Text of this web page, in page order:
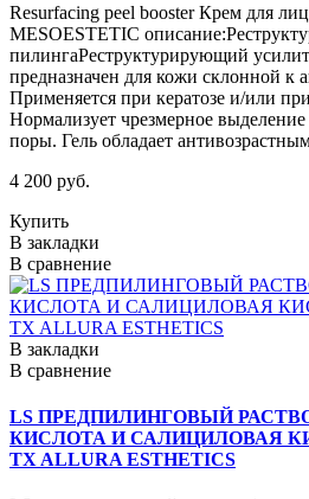
Resurfacing peel booster Крем для
MESOESTETIC
пилингаРеструктурирующий
предназначен для кожи склонной к
Применяется при кератозе и/или
Нормализует чрезмерное
поры. Гель обладает
4 200 руб.
Купить
В закладки
В сравнение
В закладки
В сравнение
LS ПРЕДПИЛИНГОВЫЙ
КИСЛОТА И САЛИЦИЛОВАЯ
TX ALLURA ESTHETICS